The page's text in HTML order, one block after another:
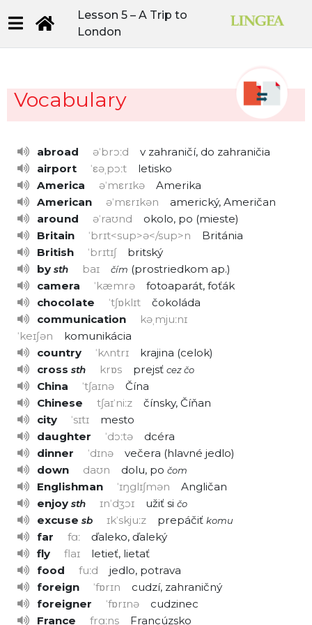
Lesson 5 – A Trip to
London
Vocabulary
abroad əˈbrɔːd
v zahraničí, do zahraničia
airport
ˈεəˌpɔːt
letisko
America
əˈmεrɪkə
Amerika
American
əˈmεrɪkən
americký, Američan
around
əˈraʊnd okolo, po mieste
Britain
ˈbrɪt<sup>ə</sup>n
Británia
British
ˈbrɪtɪʃ
britský
by sth baɪ čím
prostriedkom ap.
camera
ˈkæmrə
fotoaparát, foťák
chocolate
ˈtʃɒklɪt
čokoláda
communication
kəˌmjuːnɪ
ˈkeɪʃən
komunikácia
country
ˈkʌntrɪ krajina celok
cross sth krɒs prejsť cez čo
China ˈtʃaɪnə
Čína
Chinese
tʃaɪˈniːz
čínsky, Číňan
city
ˈsɪtɪ
mesto
daughter
ˈdɔːtə
dcéra
dinner
ˈdɪnə večera hlavné jedlo
down
daʊn dolu, po čom
Englishman ˈɪŋglɪʃmən
Angličan
enjoy sth ɪnˈdʒɔɪ užiť si čo
excuse sb ɪkˈskjuːz prepáčiť komu
far fɑː
ďaleko, ďaleký
fly
flaɪ
letieť, lietať
food
fuːd
jedlo, potrava
foreign
ˈfɒrɪn
cudzí, zahraničný
foreigner
ˈfɒrɪnə
cudzinec
France
frɑːns Francúzsko